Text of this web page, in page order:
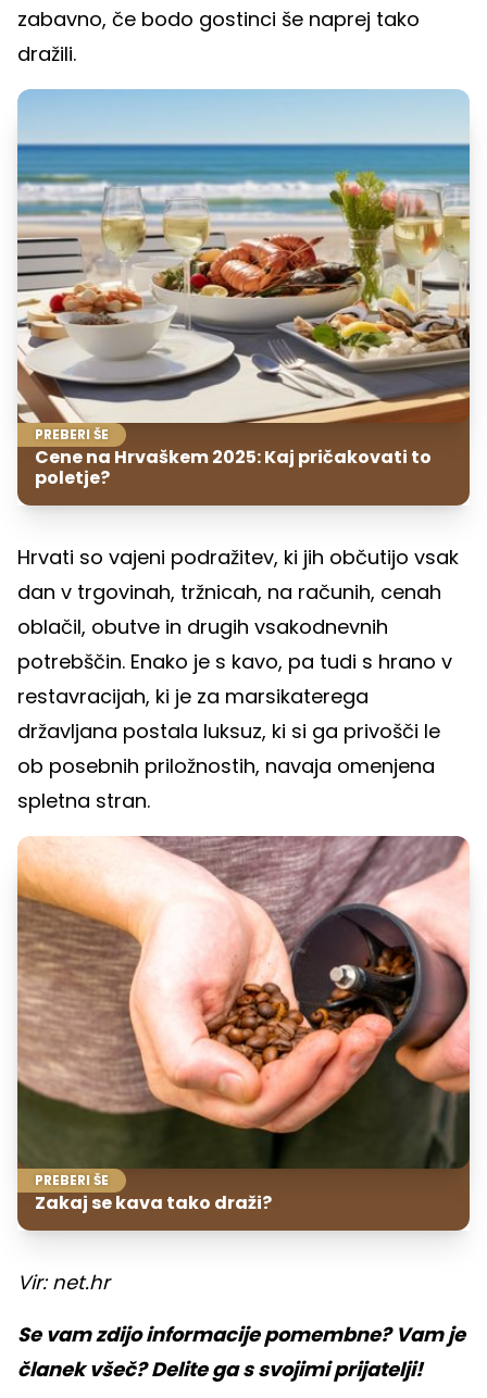
zabavno, če bodo gostinci še naprej tako
dražili.
PREBERI ŠE
Cene na Hrvaškem 2025: Kaj pričakovati to
poletje?
Hrvati so vajeni podražitev, ki jih občutijo vsak
dan v trgovinah, tržnicah, na računih, cenah
oblačil, obutve in drugih vsakodnevnih
potrebščin. Enako je s kavo, pa tudi s hrano v
restavracijah, ki je za marsikaterega
državljana postala luksuz, ki si ga privošči le
ob posebnih priložnostih, navaja omenjena
spletna stran.
PREBERI ŠE
Zakaj se kava tako draži?
Vir: net.hr
Se vam zdijo informacije pomembne? Vam je
članek všeč? Delite ga s svojimi prijatelji!